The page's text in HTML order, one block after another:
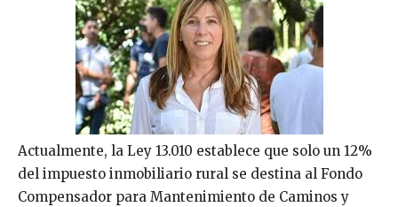
Actualmente, la Ley 13.010 establece que solo un 12%
del impuesto inmobiliario rural se destina al Fondo
Compensador para Mantenimiento de Caminos y